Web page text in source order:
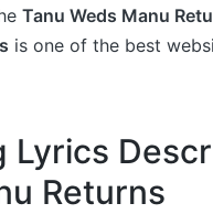
Tanu Weds Manu
is one of the best
Lyrics
Returns